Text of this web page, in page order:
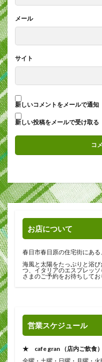
メール
サイト
新しいコメントをメールで通知
新しい投稿をメールで受け取る
お店について
春日市春日原の住宅街にある
海風と太陽をたっぷりと浴
つ、イタリアのエスプレッ
さまのご予約をお待ちしてお
営業スケジュール
★ cafe gran （店内ご飲食）